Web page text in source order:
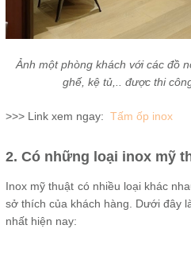
Ảnh một phòng khách với các đồ
ghế, kệ tủ,.. được thi
>>> Link xem ngay: Tấm ốp inox
2. Có những loại inox mỹ
Inox mỹ thuật có nhiều loại khác
sở thích của khách hàng. Dưới đây
nhất hiện nay: